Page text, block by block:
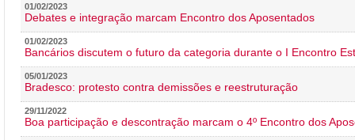
01/02/2023
Debates e integração marcam Encontro dos Aposentados
01/02/2023
Bancários discutem o futuro da categoria durante o I Encontro
05/01/2023
Bradesco: protesto contra demissões e reestruturação
29/11/2022
Boa participação e descontração marcam o 4º Encontro dos